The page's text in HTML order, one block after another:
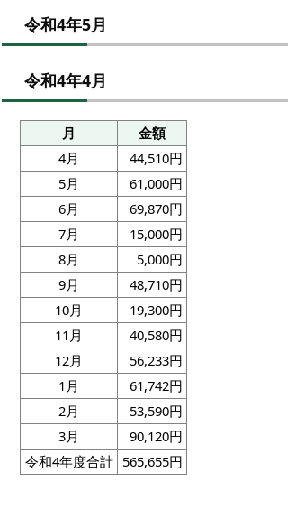
令和4年5月
令和4年4月
月
金額
4月
44,510円
5月
61,000円
6月
69,870円
7月
15,000円
8月
5,000円
9月
48,710円
10月
19,300円
11月
40,580円
12月
56,233円
1月
61,742円
2月
53,590円
3月
90,120円
令和4年度合計 565,655円